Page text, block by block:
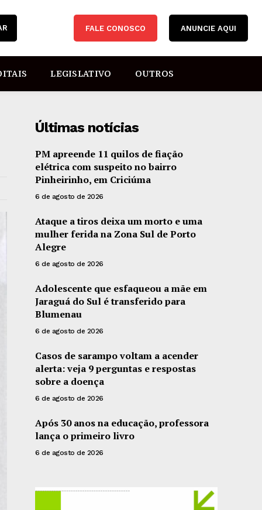
FALE CONOSCO ANUNCIE AQUI
LEGISLATIVO OUTROS
Últimas notícias
PM apreende 11 quilos de fiação
elétrica com suspeito no bairro
Pinheirinho, em Criciúma
6 de agosto de 2026
Ataque a tiros deixa um morto e uma
mulher ferida na Zona Sul de Porto
Alegre
6 de agosto de 2026
Adolescente que esfaqueou a mãe em
Jaraguá do Sul é transferido para
Blumenau
6 de agosto de 2026
Casos de sarampo voltam a acender
alerta: veja 9 perguntas e respostas
sobre a doença
6 de agosto de 2026
Após 30 anos na educação, professora
lança o primeiro livro
6 de agosto de 2026